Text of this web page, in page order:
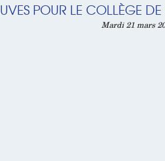
POUR LE COLLÈGE
Mardi 21 mars